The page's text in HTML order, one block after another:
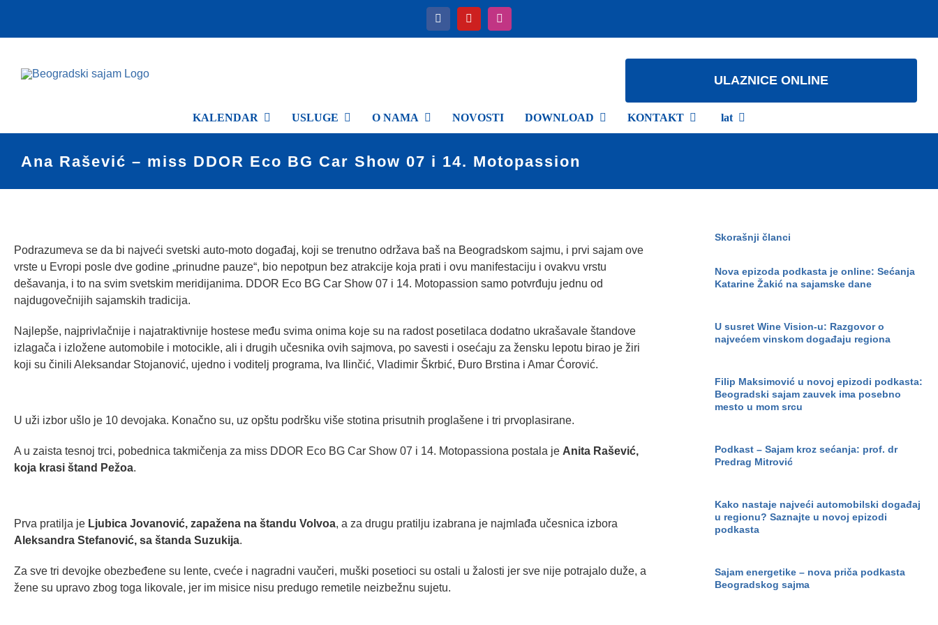
content
ULAZNICE ONLINE
KALENDAR USLUGE O NAMA NOVOSTI DOWNLOAD KONTAKT lat
Ana Rašević – miss DDOR Eco BG Car Show 07 i 14. Motopassion
Podrazumeva se da bi najveći svetski auto-moto događaj, koji se trenutno održava baš na Beogradskom sajmu, i prvi sajam ove
vrste u Evropi posle dve godine „prinudne pauze“, bio nepotpun bez atrakcije koja prati i ovu manifestaciju i ovakvu vrstu
dešavanja, i to na svim svetskim meridijanima. DDOR Eco BG Car Show 07 i 14. Motopassion samo potvrđuju jednu od
najdugovečnijih sajamskih tradicija.
Najlepše, najprivlačnije i najatraktivnije hostese među svima onima koje su na radost posetilaca dodatno ukrašavale štandove
izlagača i izložene automobile i motocikle, ali i drugih učesnika ovih sajmova, po savesti i osećaju za žensku lepotu birao je žiri
koji su činili Aleksandar Stojanović, ujedno i voditelj programa, Iva Ilinčić, Vladimir Škrbić, Đuro Brstina i Amar Ćorović.
U uži izbor ušlo je 10 devojaka. Konačno su, uz opštu podršku više stotina prisutnih proglašene i tri prvoplasirane.
A u zaista tesnoj trci, pobednica takmičenja za miss DDOR Eco BG Car Show 07 i 14. Motopassiona postala je Anita Rašević,
koja krasi štand Pežoa.
Prva pratilja je Ljubica Jovanović, zapažena na štandu Volvoa, a za drugu pratilju izabrana je najmlađa učesnica izbora
Aleksandra Stefanović, sa štanda Suzukija.
Za sve tri devojke obezbeđene su lente, cveće i nagradni vaučeri, muški posetioci su ostali u žalosti jer sve nije potrajalo duže, a
žene su upravo zbog toga likovale, jer im misice nisu predugo remetile neizbežnu sujetu.
Skorašnji članci
Nova epizoda podkasta je online: Sećanja
Katarine Žakić na sajamske dane
U susret Wine Vision-u: Razgovor o
najvećem vinskom događaju regiona
Filip Maksimović u novoj epizodi podkasta:
Beogradski sajam zauvek ima posebno
mesto u mom srcu
Podkast – Sajam kroz sećanja: prof. dr
Predrag Mitrović
Kako nastaje najveći automobilski događaj
u regionu? Saznajte u novoj epizodi
podkasta
Sajam energetike – nova priča podkasta
Beogradskog sajma